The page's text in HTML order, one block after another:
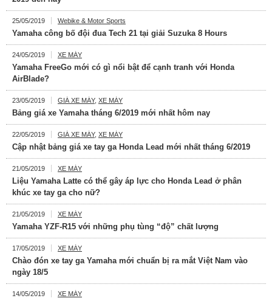
25/05/2019 Webike & Motor Sports
Yamaha công bố đội đua Tech 21 tại giải Suzuka 8 Hours
24/05/2019 XE MÁY
Yamaha FreeGo mới có gì nổi bật để cạnh tranh với Honda
AirBlade?
23/05/2019 GIÁ XE MÁY, XE MÁY
Bảng giá xe Yamaha tháng 6/2019 mới nhất hôm nay
22/05/2019 GIÁ XE MÁY, XE MÁY
Cập nhật bảng giá xe tay ga Honda Lead mới nhất tháng 6/2019
21/05/2019 XE MÁY
Liệu Yamaha Latte có thể gây áp lực cho Honda Lead ở phân
khúc xe tay ga cho nữ?
21/05/2019 XE MÁY
Yamaha YZF-R15 với những phụ tùng “độ” chất lượng
17/05/2019 XE MÁY
Chào đón xe tay ga Yamaha mới chuẩn bị ra mắt Việt Nam vào
ngày 18/5
14/05/2019 XE MÁY